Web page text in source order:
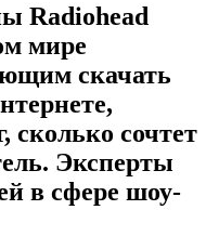
Radiohead
мире
скачать
сколько сочтет
Эксперты
в сфере шоу-